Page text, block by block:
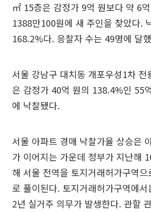
㎡ 15층은 감정가 9억 원보다 약 6
1388만100원에 새 주인을 찾았다.
168.2%다. 응찰자 수는 49명에 달
서울 강남구 대치동 개포우성1차
은 감정가 40억 원의 138.4%인 55
에 낙찰됐다.
서울 아파트 경매 낙찰가율 상승은
가 이어지는 가운데 정부가 지난해
해 서울 전역을 토지거래허가구역
로 풀이된다. 토지거래허가구역에서
2년 실거주 의무가 발생한다. 관할